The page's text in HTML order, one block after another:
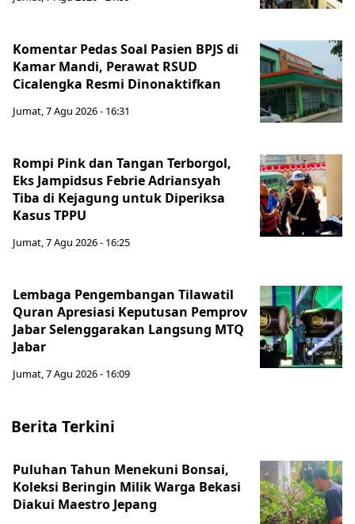
Komentar Pedas Soal Pasien BPJS di
Kamar Mandi, Perawat RSUD
Cicalengka Resmi Dinonaktifkan
Jumat, 7 Agu 2026 - 16:31
Rompi Pink dan Tangan Terborgol,
Eks Jampidsus Febrie Adriansyah
Tiba di Kejagung untuk Diperiksa
Kasus TPPU
Jumat, 7 Agu 2026 - 16:25
Lembaga Pengembangan Tilawatil
Quran Apresiasi Keputusan Pemprov
Jabar Selenggarakan Langsung MTQ
Jabar
Jumat, 7 Agu 2026 - 16:09
Berita Terkini
Puluhan Tahun Menekuni Bonsai,
Koleksi Beringin Milik Warga Bekasi
Diakui Maestro Jepang